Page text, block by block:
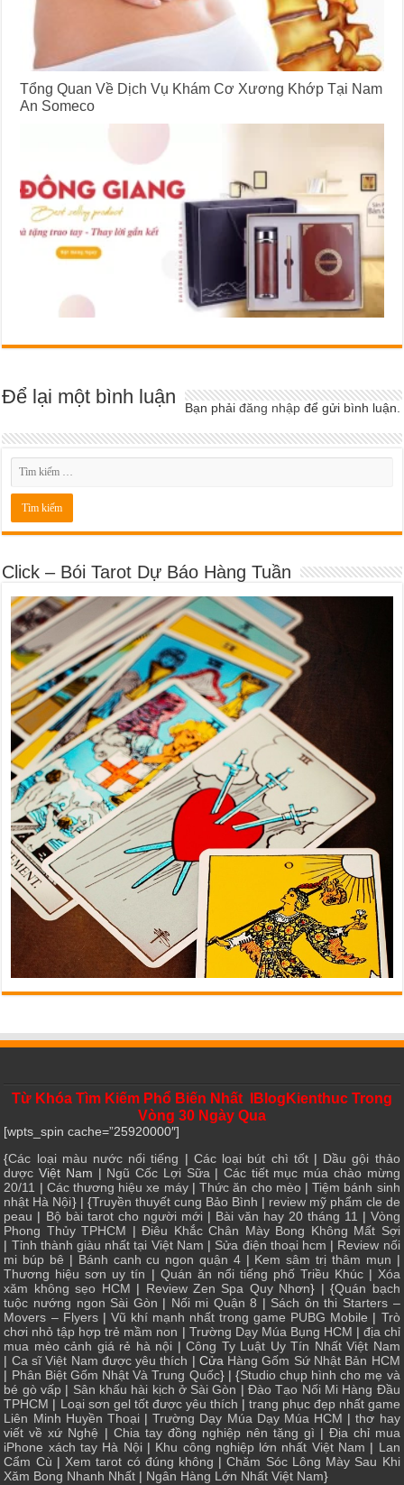
Tổng Quan Về Dịch Vụ Khám Cơ Xương Khớp Tại Nam
An Someco
Để lại một bình luận Bạn phảiđăng nhập để gửi bình luận.
Click – Bói Tarot Dự Báo Hàng Tuần
Từ Khóa Tìm Kiếm Phổ Biến Nhất IBlogKienthuc Trong
Vòng 30 Ngày Qua
[wpts_spin cache=”25920000″]
{Các loại màu nước nổi tiếng | Các loại bút chì tốt| Dầu gội thảo
dược Việt Nam | Ngũ Cốc Lợi Sữa| Các tiết mục múa chào mừng
20/11 | Các thương hiệu xe máy|Thức ăn cho mèo|Tiệm bánh sinh
nhật Hà Nội} | {Truyền thuyết cung Bảo Bình | review mỹ phẩm cle de
peau | Bộ bài tarot cho người mới| Bài văn hay 20 tháng 11 | Vòng
Phong Thủy TPHCM |Điêu Khắc Chân Mày Bong Không Mất Sợi
| Tỉnh thành giàu nhất tại Việt Nam | Sửa điện thoại hcm | Review nối
mi búp bê | Bánh canh cu ngon quận 4| Kem sâm trị thâm mụn |
Thương hiệu sơn uy tín | Quán ăn nổi tiếng phố Triều Khúc| Xóa
xăm không sẹo HCM | Review Zen Spa Quy Nhơn} | {Quán bạch
tuộc nướng ngon Sài Gòn | Nối mi Quận 8 | Sách ôn thi Starters –
Movers – Flyers| Vũ khí mạnh nhất trong game PUBG Mobile | Trò
chơi nhỏ tập hợp trẻ mầm non | Trường Dạy Múa Bụng HCM | địa chỉ
mua mèo cảnh giá rẻ hà nội |Công Ty Luật Uy Tín Nhất Việt Nam
| Ca sĩ Việt Nam được yêu thích | Cửa Hàng Gốm Sứ Nhật Bản HCM
| Phân Biệt Gốm Nhật Và Trung Quốc} | {Studio chụp hình cho mẹ và
bé gò vấp | Sân khấu hài kịch ở Sài Gòn |Đào Tạo Nối Mi Hàng Đầu
TPHCM | Loại sơn gel tốt được yêu thích | trang phục đẹp nhất game
Liên Minh Huyền Thoại|Trường Dạy Múa Dạy Múa HCM |thơ hay
viết về xứ Nghệ | Chia tay đồng nghiệp nên tặng gì | Địa chỉ mua
iPhone xách tay Hà Nội| Khu công nghiệp lớn nhất Việt Nam | Lan
Cẩm Cù |Xem tarot có đúng không |Chăm Sóc Lông Mày Sau Khi
Xăm Bong Nhanh Nhất | Ngân Hàng Lớn Nhất Việt Nam}